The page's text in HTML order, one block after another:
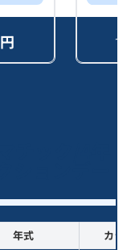
円 セ
年式 カラー